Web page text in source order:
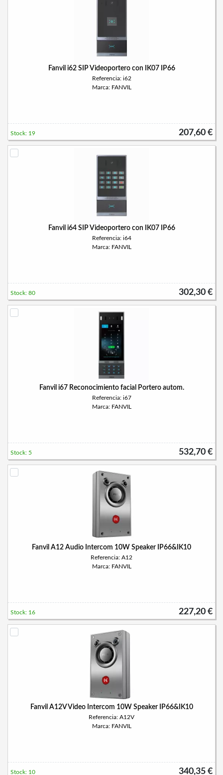
Fanvil i62 SIP Videoportero con IK07 IP66
Referencia: i62
Marca: FANVIL
207,60 €
Stock: 19
Fanvil i64 SIP Videoportero con IK07 IP66
Referencia: i64
Marca: FANVIL
302,30 €
Stock: 80
Fanvil i67 Reconocimiento facial Portero autom.
Referencia: i67
Marca: FANVIL
532,70 €
Stock: 5
Fanvil A12 Audio Intercom 10W Speaker IP66&IK10
Referencia: A12
Marca: FANVIL
227,20 €
Stock: 16
Fanvil A12V Video Intercom 10W Speaker IP66&IK10
Referencia: A12V
Marca: FANVIL
340,35 €
Stock: 10